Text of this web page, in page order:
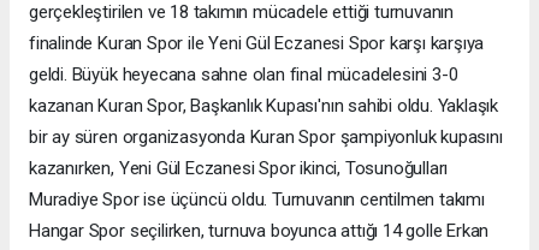
gerçekleştirilen ve 18 takımın mücadele ettiği turnuvanın
finalinde Kuran Spor ile Yeni Gül Eczanesi Spor karşı karşıya
geldi. Büyük heyecana sahne olan final mücadelesini 3-0
kazanan Kuran Spor, Başkanlık Kupası'nın sahibi oldu. Yaklaşık
bir ay süren organizasyonda Kuran Spor şampiyonluk kupasını
kazanırken, Yeni Gül Eczanesi Spor ikinci, Tosunoğulları
Muradiye Spor ise üçüncü oldu. Turnuvanın centilmen takımı
Hangar Spor seçilirken, turnuva boyunca attığı 14 golle Erkan